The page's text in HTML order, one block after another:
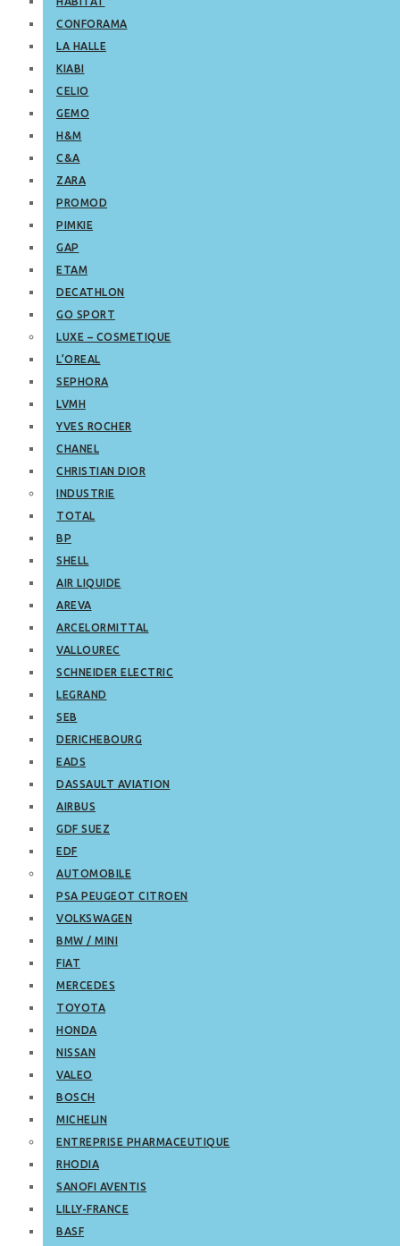
CONFORAMA
LA HALLE
KIABI
CELIO
GEMO
H&M
C&A
ZARA
PROMOD
PIMKIE
GAP
ETAM
DECATHLON
GO SPORT
LUXE – COSMETIQUE
L’OREAL
SEPHORA
LVMH
YVES ROCHER
CHANEL
CHRISTIAN DIOR
INDUSTRIE
TOTAL
BP
SHELL
AIR LIQUIDE
AREVA
ARCELORMITTAL
VALLOUREC
SCHNEIDER ELECTRIC
LEGRAND
SEB
DERICHEBOURG
EADS
DASSAULT AVIATION
AIRBUS
GDF SUEZ
EDF
AUTOMOBILE
PSA PEUGEOT CITROEN
VOLKSWAGEN
BMW / MINI
FIAT
MERCEDES
TOYOTA
HONDA
NISSAN
VALEO
BOSCH
MICHELIN
ENTREPRISE PHARMACEUTIQUE
RHODIA
SANOFI AVENTIS
LILLY-FRANCE
BASF